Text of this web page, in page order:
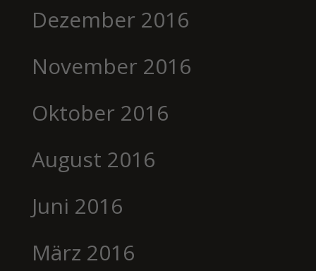
Dezember 2016
November 2016
Oktober 2016
August 2016
Juni 2016
März 2016